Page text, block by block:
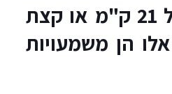
לרוץ קצת מעל 21 ק"מ או קצת
ק"מ אלו הן משמעויות